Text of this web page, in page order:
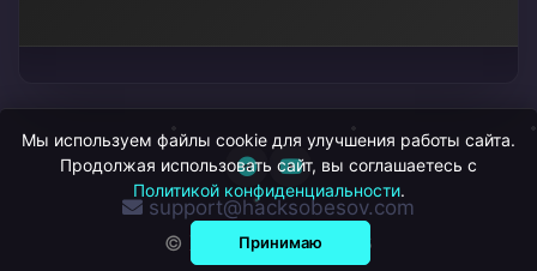
© ХакСобесов, 2026
support@hacksobesov.com
Мы используем файлы cookie для улучшения работы сайта.
Продолжая использовать сайт, вы соглашаетесь с
Политикой конфиденциальности.
Принимаю